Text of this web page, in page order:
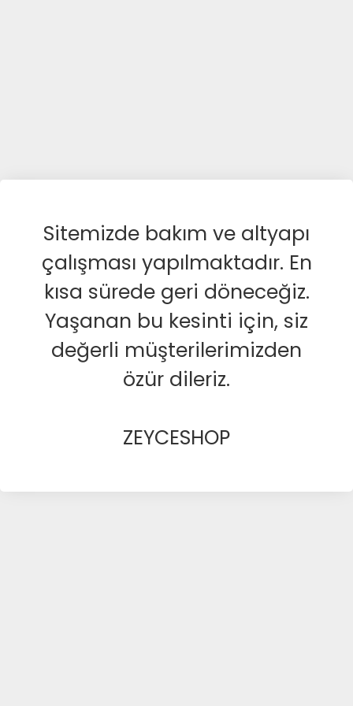
Sitemizde bakım ve altyapı
çalışması yapılmaktadır. En
kısa sürede geri döneceğiz.
Yaşanan bu kesinti için, siz
değerli müşterilerimizden
özür dileriz.
ZEYCESHOP